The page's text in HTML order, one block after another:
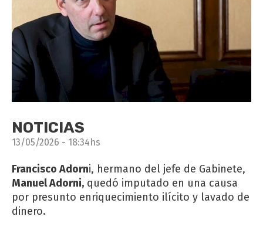
NOTICIAS
13/05/2026 - 18:34hs
Francisco Adorni, hermano del jefe de Gabinete,
Manuel Adorni, quedó imputado en una causa
por presunto enriquecimiento ilícito y lavado de
dinero.